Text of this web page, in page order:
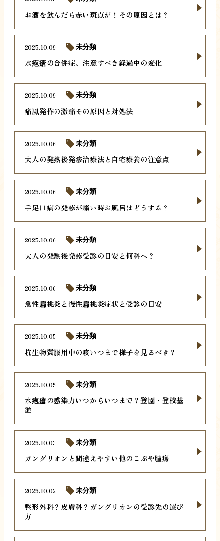
お酒を飲んだら赤い斑点が！その原因とは？
水疱瘡の合併症、注意すべき経過中の変化
2025.10.09 未分類
痛風発作の激痛その原因と対処法
2025.10.09 未分類
大人の発熱後発疹治療法と自宅療養の注意点
2025.10.06 未分類
手足口病の発疹が痛い時お風呂はどうする？
2025.10.06 未分類
大人の発熱後発疹受診の目安と何科へ？
2025.10.06 未分類
急性扁桃炎と慢性扁桃炎症状と受診の目安
2025.10.06 未分類
抗生物質服用中の咳いつまで様子を見るべき？
2025.10.05 未分類
水疱瘡の感染力いつからいつまで？登園・登校基
準
2025.10.05 未分類
ガングリオンと間違えやすい他のこぶや腫瘍
2025.10.03 未分類
整形外科？皮膚科？ガングリオンの受診先の選び
方
2025.10.02 未分類